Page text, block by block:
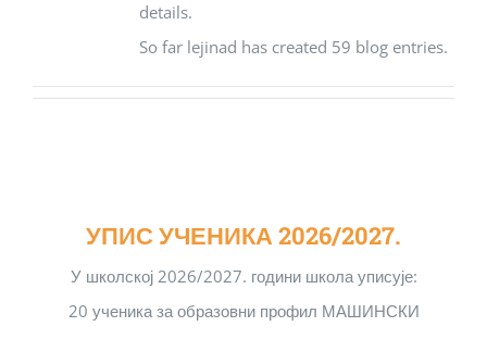
details.
So far lejinad has created 59 blog entries.
УПИС УЧЕНИКА 2026/2027.
У школској 2026/2027. години школа уписује:
20 ученика за образовни профил МАШИНСКИ